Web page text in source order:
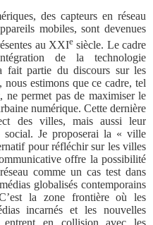
des capteurs en réseau
mobiles, sont devenues
au XXIesiècle. Le cadre
de la technologie
fait partie du discours sur les
estimons que ce cadre, tel
ne permet pas de maximiser le
numérique. Cette dernière
des villes, mais aussi leur
social. Je proposerai la « ville
pour réfléchir sur les villes
offre la possibilité
comme un cas test dans
globalisés contemporains
la zone frontière où les
incarnés et les nouvelles
entrent en collision avec les